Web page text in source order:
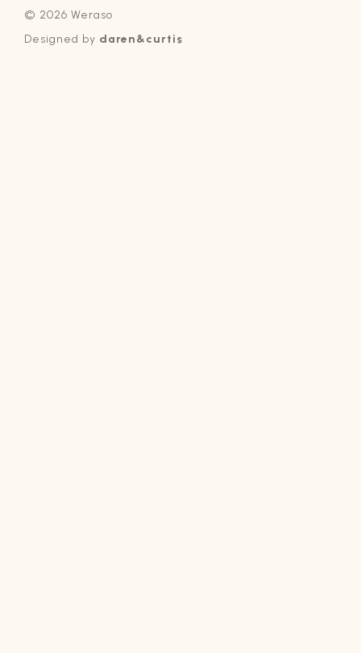
© 2026 Weraso
Designed by daren&curtis